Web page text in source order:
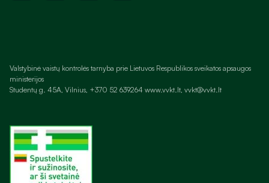
Valstybinė vaistų kontrolės tarnyba prie Lietuvos Respublikos sveikatos apsaugos
ministerijos
Studentų g. 45A, Vilnius, +370 52 639264 www.vvkt.lt, vvkt@vvkt.lt